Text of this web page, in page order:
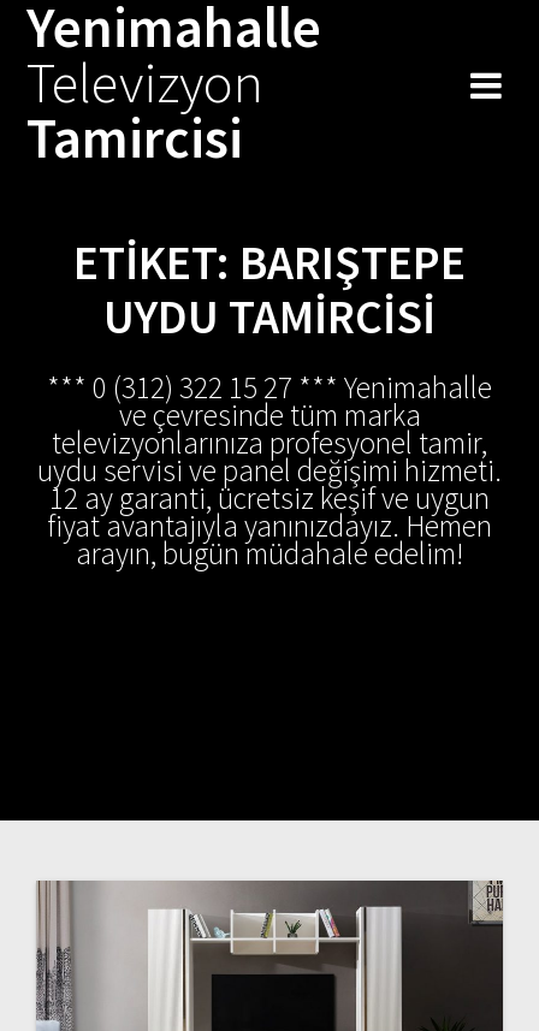
Skip
to
Yenimahalle
Televizyon
Tamircisi
ETIKET: BARIŞTEPE
UYDU TAMIRCISI
*** 0 (312) 322 15 27 *** Yenimahalle
ve çevresinde tüm marka
televizyonlarınıza profesyonel tamir,
uydu servisi ve panel değişimi hizmeti.
12 ay garanti, ücretsiz keşif ve uygun
fiyat avantajıyla yanınızdayız. Hemen
arayın, bugün müdahale edelim!